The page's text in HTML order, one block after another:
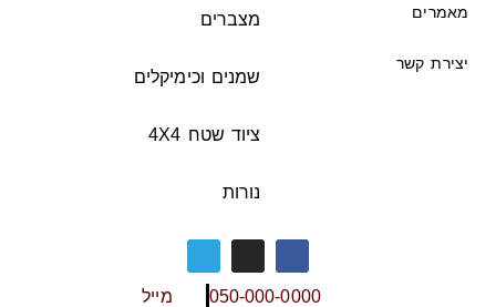
מאמרים
יצירת קשר
מצברים
שמנים וכימיקלים
ציוד שטח 4X4
נורות
050-000-0000 מייל